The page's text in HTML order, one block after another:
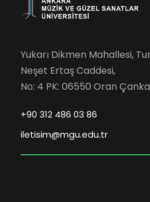
Yukarı Dikmen Mahallesi,
Neşet Ertaş Caddesi,
No: 4 PK: 06550 Oran
+90 312 486 03 86
iletisim@mgu.edu.tr